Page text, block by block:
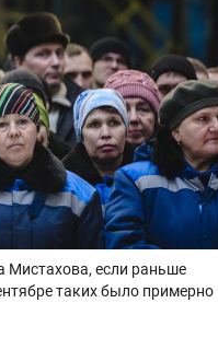
Мистахова, если раньше
таких было примерно